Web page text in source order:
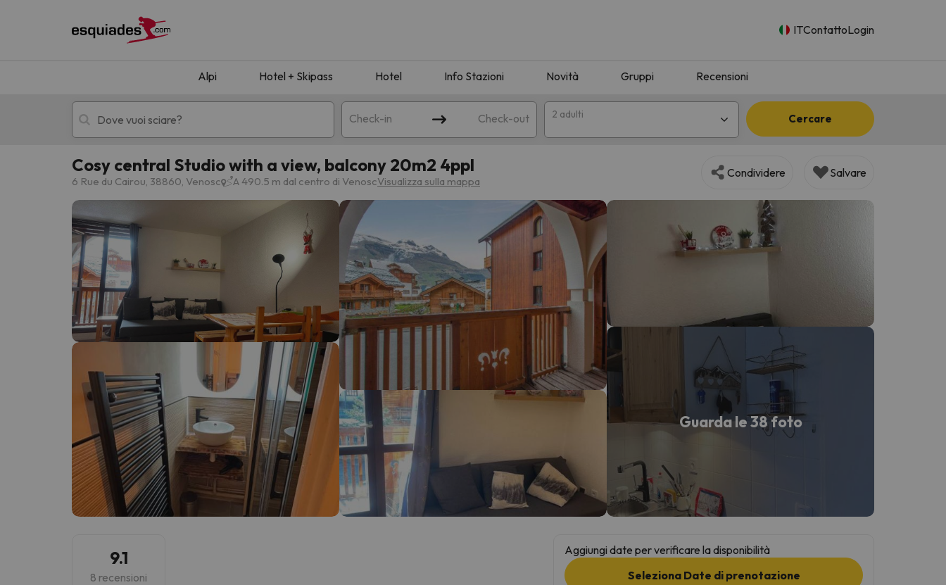
ITContattoLogin
Alpi Hotel + Skipass Hotel Info Stazioni Novità Gruppi Recensioni
Check-in Check-out 2 adulti Cercare
Hotel + skipass Hotel di montagna
Ops, non abbiamo trovato alcun risultato corrispondente alla sua ricerca. Provare a modificare la destinazione.
Sembra che il nostro ricercatore abbia perso la strada. Non appena troverà la bussola, tornerà.
Cosy central Studio with a view, balcony 20m2 4ppl
6 Rue du Cairou, 38860, Venosc A 490.5 m dal centro di VenoscVisualizza sulla mappa
Condividere Salvare
Guarda le 38 foto
9.1
8 recensioni
Aggiungi date per verificare la disponibilità
Seleziona Date di prenotazione